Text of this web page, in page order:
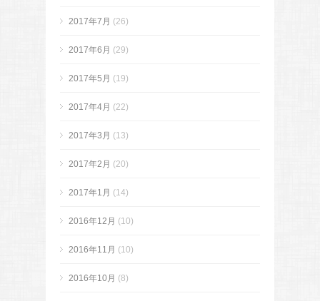
2017年7月 (26)
2017年6月 (29)
2017年5月 (19)
2017年4月 (22)
2017年3月 (13)
2017年2月 (20)
2017年1月 (14)
2016年12月 (10)
2016年11月 (10)
2016年10月 (8)